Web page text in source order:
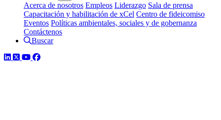
Acerca de nosotros Empleos Liderazgo Sala de prensa
Capacitación y habilitación de xCel Centro de fideicomiso
Eventos Políticas ambientales, sociales y de gobernanza
Contáctenos
Buscar
LinkedIn
TwitterYouTube
Facebook